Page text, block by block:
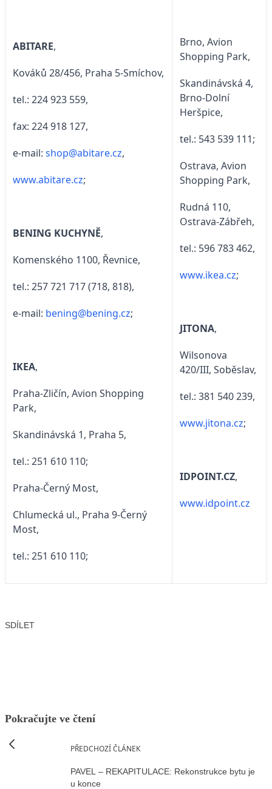
ABITARE,
Kováků 28/456, Praha 5-Smíchov,
tel.: 224 923 559,
fax: 224 918 127,
e-mail: shop@abitare.cz,
www.abitare.cz;
BENING KUCHYNĚ,
Komenského 1100, Řevnice,
tel.: 257 721 717 (718, 818),
e-mail: bening@bening.cz;
IKEA,
Praha-Zličín, Avion Shopping
Park,
Skandinávská 1, Praha 5,
tel.: 251 610 110;
Praha-Černý Most,
Chlumecká ul., Praha 9-Černý
Most,
tel.: 251 610 110;
Brno, Avion
Shopping Park,
Skandinávská 4,
Brno-Dolní
Heršpice,
tel.: 543 539 111;
Ostrava, Avion
Shopping Park,
Rudná 110,
Ostrava-Zábřeh,
tel.: 596 783 462,
www.ikea.cz;
JITONA,
Wilsonova
420/III, Soběslav,
tel.: 381 540 239,
www.jitona.cz;
IDPOINT.CZ,
www.idpoint.cz
SDÍLET
Pokračujte ve čtení
PŘEDCHOZÍ ČLÁNEK
PAVEL – REKAPITULACE: Rekonstrukce bytu je
u konce